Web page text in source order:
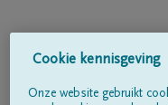
Cookie kennisgeving
Onze website gebruikt